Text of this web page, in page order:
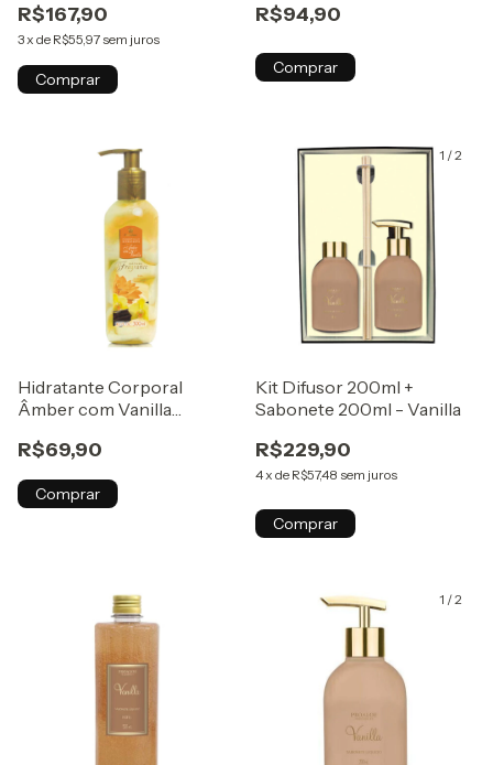
R$167,90
3x de R$55,97 sem juros
Comprar
R$94,90
Comprar
Hidratante Corporal
Âmber com Vanilla
R$69,90
Comprar
1 /2
Kit Difusor 200ml +
Sabonete 200ml - Vanilla
R$229,90
4x de R$57,48 sem juros
Comprar
1 /2